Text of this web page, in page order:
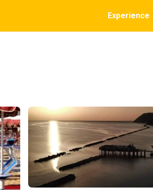
Experience